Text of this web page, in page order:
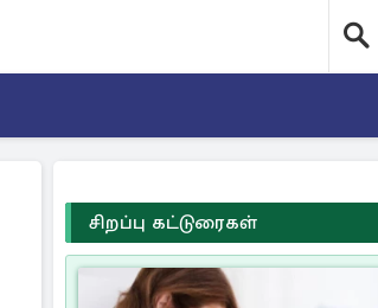
சிறப்பு கட்டுரைகள்